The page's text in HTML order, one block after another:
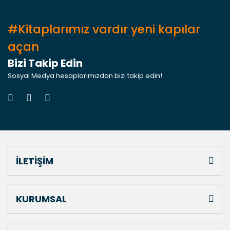
#Kitaplarımız vardır yeni kapılar
açan
Bizi Takip Edin
Sosyal Medya hesaplarımızdan bizi takip edin!
İLETİŞİM
KURUMSAL